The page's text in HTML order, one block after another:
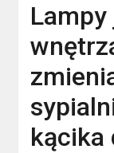
kącika